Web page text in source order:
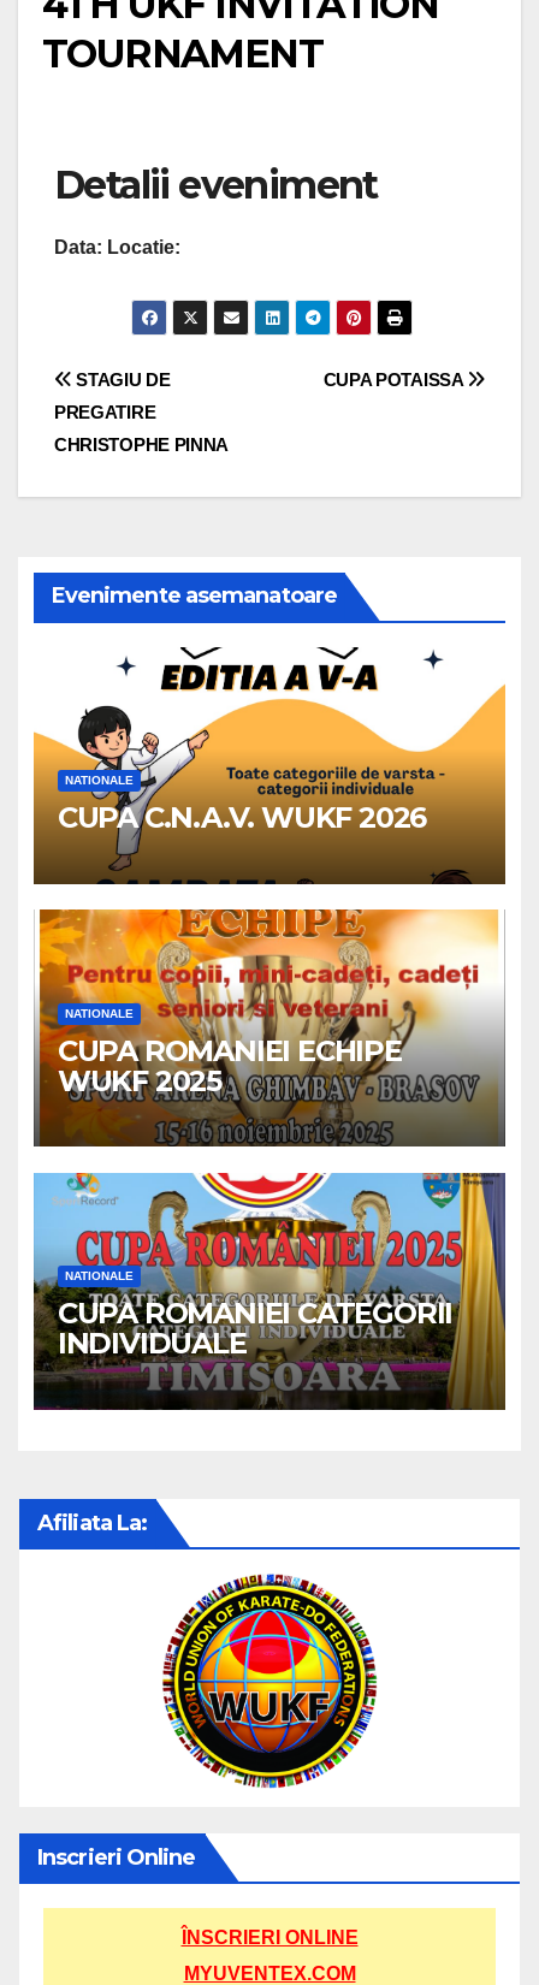
TOURNAMENT
Detalii eveniment
Data: Locatie:
Navigare
în
articole
CUPA POTAISSA
STAGIU DE
PREGATIRE
CHRISTOPHE PINNA
Evenimente asemanatoare
NATIONALE
CUPA C.N.A.V. WUKF 2026
NATIONALE
CUPA ROMANIEI ECHIPE
WUKF 2025
NATIONALE
CUPA ROMANIEI CATEGORII
INDIVIDUALE
Afiliata La:
Inscrieri Online
ÎNSCRIERI ONLINE
MYUVENTEX.COM